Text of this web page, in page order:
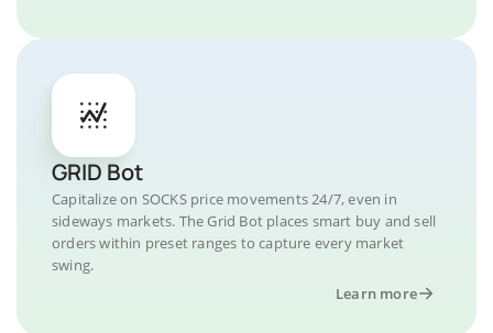
GRID Bot
Capitalize on SOCKS price movements 24/7, even in
sideways markets. The Grid Bot places smart buy and sell
orders within preset ranges to capture every market
swing.
Learn more